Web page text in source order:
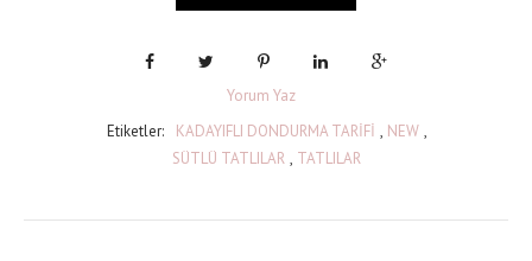
Yorum Yaz
Etiketler:
KADAYIFLI DONDURMA TARİFİ , NEW ,
SÜTLÜ TATLILAR , TATLILAR